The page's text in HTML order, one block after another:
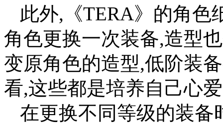
此外,《TERA》的角色
角色更换一次装备,造型
变原角色的造型,低阶装
看,这些都是培养自己心
在更换不同等级的装备